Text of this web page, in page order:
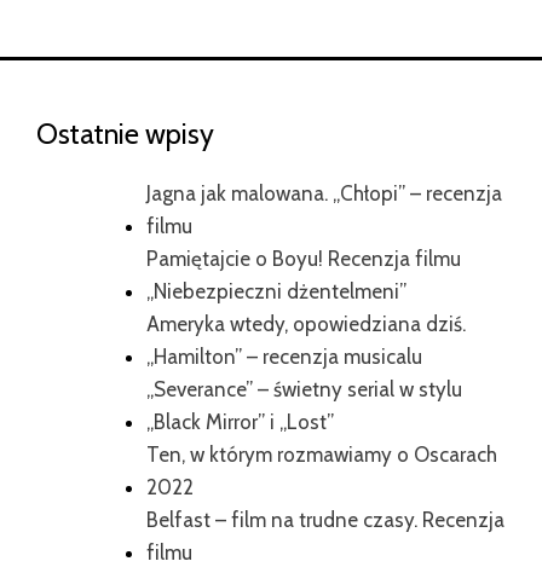
Ostatnie wpisy
Jagna jak malowana. „Chłopi” – recenzja
filmu
Pamiętajcie o Boyu! Recenzja filmu
„Niebezpieczni dżentelmeni”
Ameryka wtedy, opowiedziana dziś.
„Hamilton” – recenzja musicalu
„Severance” – świetny serial w stylu
„Black Mirror” i „Lost”
Ten, w którym rozmawiamy o Oscarach
2022
Belfast – film na trudne czasy. Recenzja
filmu